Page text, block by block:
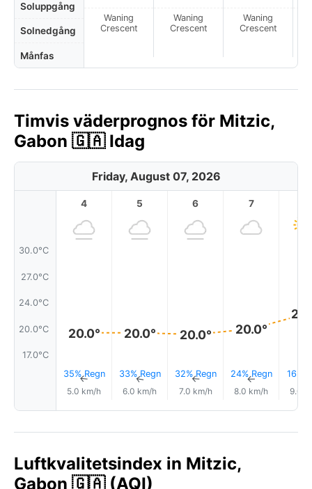
Soluppgång
Solnedgång
Månfas
Waning
Crescent
Waning
Crescent
Waning
Crescent
Timvis väderprognos för Mitzic,
Gabon 🇬🇦 Idag
Friday, August 07, 2026
30.0°C
27.0°C
24.0°C
20.0°C
17.0°C
4
20.0°
35% Regn
↑
5.0 km/h
5
20.0°
33% Regn
↑
6.0 km/h
6
20.0°
32% Regn
↑
7.0 km/h
7
20.0°
24% Regn
↑
8.0 km/h
16%
9.0
Luftkvalitetsindex in Mitzic,
Gabon 🇬🇦 (AQI)